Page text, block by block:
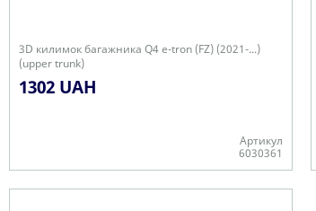
3D килимок багажника Q4 e-tron (FZ) (2021-...)
(upper trunk)
1302 UAH
Артикул
6030361